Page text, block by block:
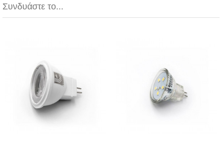
Συνδυάστε το...